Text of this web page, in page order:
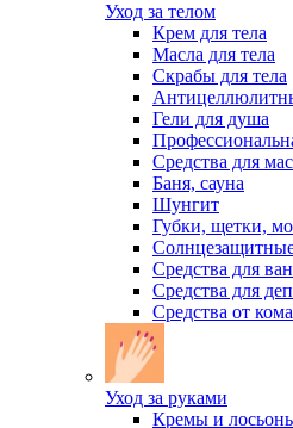
Уход за телом
Крем для тела
Масла для тела
Скрабы для тела
Гели для душа
Средства для
Баня, сауна
Шунгит
Губки, щетки,
Солнцезащитные
Средства для
Средства для
Средства от
Уход за руками
Кремы и